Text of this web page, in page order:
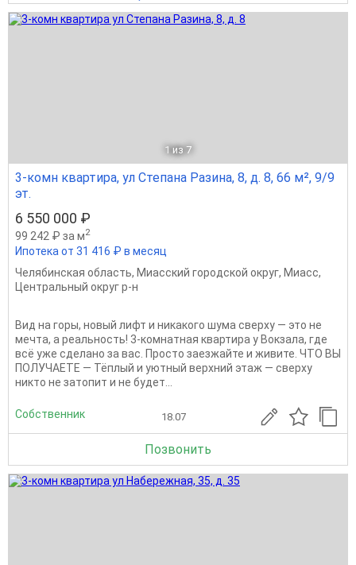
1 из 7
3-комн квартира, ул Степана Разина, 8, д. 8, 66 м², 9/9
эт.
6 550 000 ₽
99 242 ₽ за м2
Ипотека от 31 416 ₽ в месяц
Челябинская область, Миасский городской округ, Миасс,
Центральный округ р-н
Вид на горы, новый лифт и никакого шума сверху — это не
мечта, а реальность! 3-комнатная квартира у Вокзала, где
всё уже сделано за вас. Просто заезжайте и живите. ЧТО ВЫ
ПОЛУЧАЕТЕ — Тёплый и уютный верхний этаж — сверху
никто не затопит и не будет...
Собственник 18.07
Позвонить